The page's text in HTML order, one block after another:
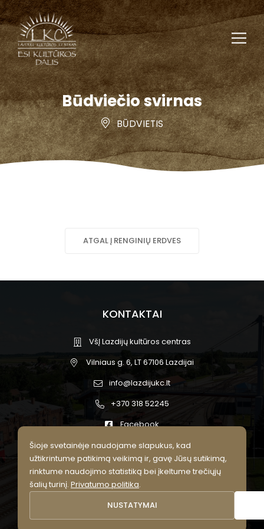
Būdviečio svirnas
BŪDVIETIS
ATGAL Į RENGINIŲ ERDVES
KONTAKTAI
VšĮ Lazdijų kultūros centras
Vilniaus g. 6, LT 67106 Lazdijai
info@lazdijukc.lt
+370 318 52245
Facebook
© 2026 Lazdijų kultūros centras.
Visos teisės saugomos.
Privatumo politikaSlapukų nustatymai
Šioje svetainėje naudojame slapukus, kad
užtikrintume patikimą veikimą ir, gavę Jūsų sutikimą,
rinktume naudojimo statistiką bei įkeltume trečiųjų
šalių turinį. Privatumo politika.
NUSTATYMAI